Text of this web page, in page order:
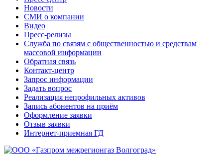
Новости
СМИ о компании
Видео
Пресс-релизы
Служба по связям с общественностью и средствам
массовой информации
Обратная связь
Контакт-центр
Запрос информации
Задать вопрос
Реализация непрофильных активов
Запись абонентов на приём
Оформление заявки
Отзыв заявки
Интернет-приемная ГД